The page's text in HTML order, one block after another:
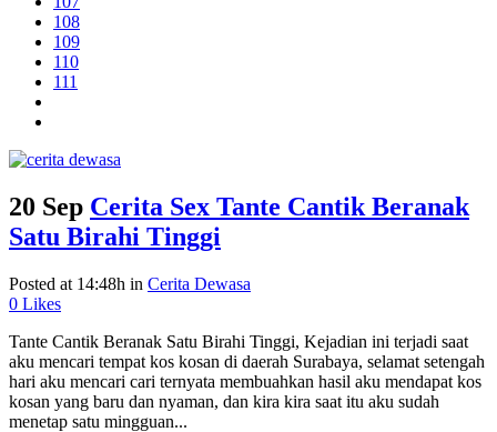
108
109
110
111
20 Sep Cerita Sex Tante Cantik Beranak
Satu Birahi Tinggi
Posted at 14:48h in Cerita Dewasa
0 Likes
Tante Cantik Beranak Satu Birahi Tinggi, Kejadian ini terjadi saat
aku mencari tempat kos kosan di daerah Surabaya, selamat setengah
hari aku mencari cari ternyata membuahkan hasil aku mendapat kos
kosan yang baru dan nyaman, dan kira kira saat itu aku sudah
menetap satu mingguan...